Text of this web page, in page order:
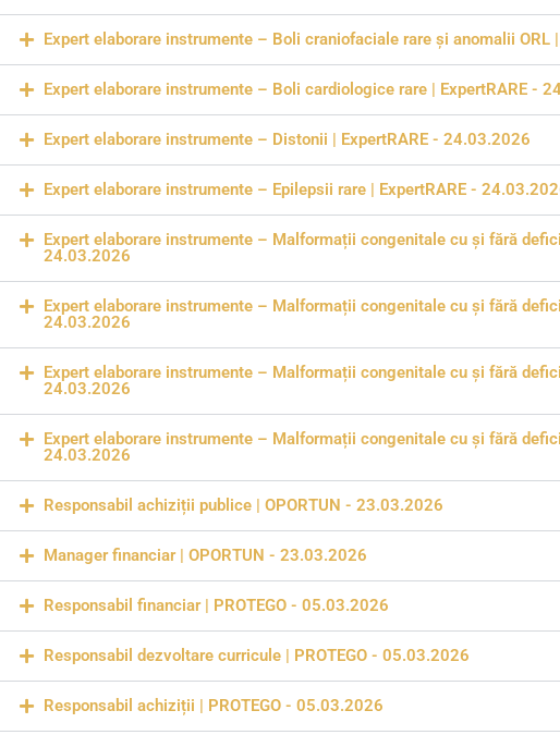
Expert elaborare instrumente – Boli craniofaciale rare și anomalii ORL
Expert elaborare instrumente – Boli cardiologice rare | ExpertRARE -
Expert elaborare instrumente – Distonii | ExpertRARE - 24.03.2026
Expert elaborare instrumente – Epilepsii rare | ExpertRARE -
Expert elaborare instrumente – Malformații congenitale cu și fără
24.03.2026
Expert elaborare instrumente – Malformații congenitale cu și fără
24.03.2026
Expert elaborare instrumente – Malformații congenitale cu și fără
24.03.2026
Expert elaborare instrumente – Malformații congenitale cu și fără
24.03.2026
Responsabil achiziții publice | OPORTUN - 23.03.2026
Manager financiar | OPORTUN - 23.03.2026
Responsabil financiar | PROTEGO - 05.03.2026
Responsabil dezvoltare curricule | PROTEGO - 05.03.2026
Responsabil achiziții | PROTEGO - 05.03.2026